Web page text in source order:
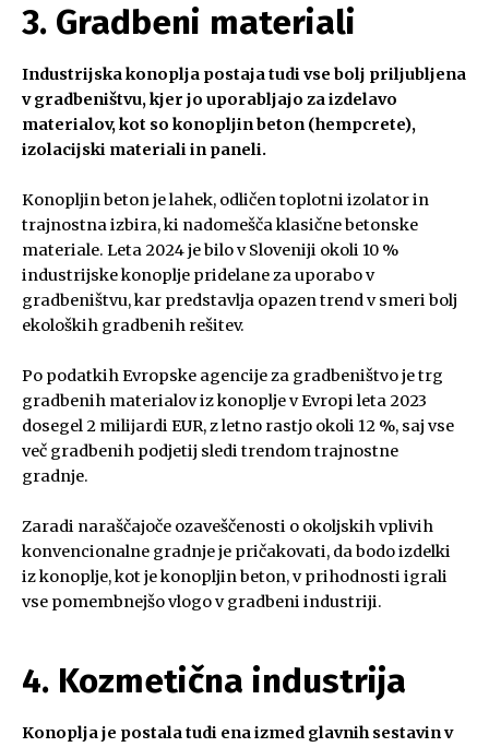
3. Gradbeni materiali
Industrijska konoplja postaja tudi vse bolj priljubljena
v gradbeništvu, kjer jo uporabljajo za izdelavo
materialov, kot so konopljin beton (hempcrete),
izolacijski materiali in paneli.
Konopljin beton je lahek, odličen toplotni izolator in
trajnostna izbira, ki nadomešča klasične betonske
materiale. Leta 2024 je bilo v Sloveniji okoli 10 %
industrijske konoplje pridelane za uporabo v
gradbeništvu, kar predstavlja opazen trend v smeri bolj
ekoloških gradbenih rešitev.
Po podatkih Evropske agencije za gradbeništvo je trg
gradbenih materialov iz konoplje v Evropi leta 2023
dosegel 2 milijardi EUR, z letno rastjo okoli 12 %, saj vse
več gradbenih podjetij sledi trendom trajnostne
gradnje.
Zaradi naraščajoče ozaveščenosti o okoljskih vplivih
konvencionalne gradnje je pričakovati, da bodo izdelki
iz konoplje, kot je konopljin beton, v prihodnosti igrali
vse pomembnejšo vlogo v gradbeni industriji.
4. Kozmetična industrija
Konoplja je postala tudi ena izmed glavnih sestavin v